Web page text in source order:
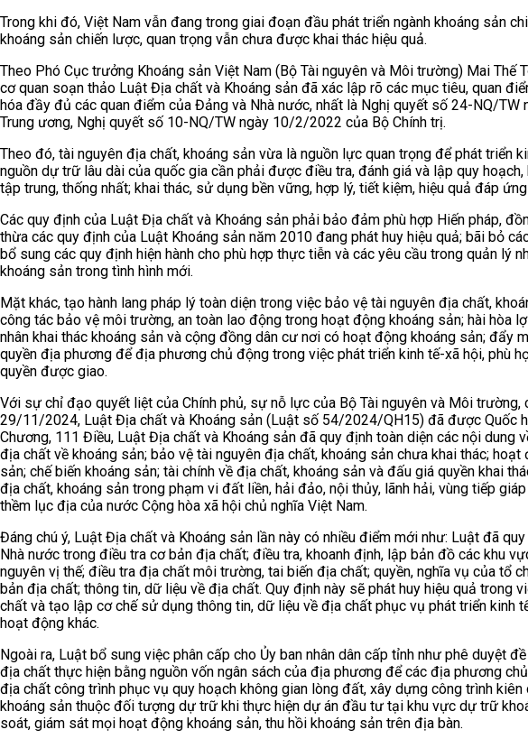
Trong khi đó, Việt Nam vẫn đang trong giai đoạn đầu phát triển ngành khoáng sản
khoáng sản chiến lược, quan trọng vẫn chưa được khai thác hiệu quả.
Theo Phó Cục trưởng Khoáng sản Việt Nam (Bộ Tài nguyên và Môi trường) Mai Thế
cơ quan soạn thảo Luật Địa chất và Khoáng sản đã xác lập rõ các mục tiêu, quan
hóa đầy đủ các quan điểm của Đảng và Nhà nước, nhất là Nghị quyết số 24-NQ/TW
Trung ương, Nghị quyết số 10-NQ/TW ngày 10/2/2022 của Bộ Chính trị.
Theo đó, tài nguyên địa chất, khoáng sản vừa là nguồn lực quan trọng để phát triển
nguồn dự trữ lâu dài của quốc gia cần phải được điều tra, đánh giá và lập quy
tập trung, thống nhất; khai thác, sử dụng bền vững, hợp lý, tiết kiệm, hiệu quả đáp
Các quy định của Luật Địa chất và Khoáng sản phải bảo đảm phù hợp Hiến pháp,
thừa các quy định của Luật Khoáng sản năm 2010 đang phát huy hiệu quả; bãi bỏ
bổ sung các quy định hiện hành cho phù hợp thực tiễn và các yêu cầu trong quản lý
khoáng sản trong tình hình mới.
Mặt khác, tạo hành lang pháp lý toàn diện trong việc bảo vệ tài nguyên địa chất,
công tác bảo vệ môi trường, an toàn lao động trong hoạt động khoáng sản; hài hòa
nhân khai thác khoáng sản và cộng đồng dân cư nơi có hoạt động khoáng sản; đẩy
quyền địa phương để địa phương chủ động trong việc phát triển kinh tế-xã hội, phù
quyền được giao.
Với sự chỉ đạo quyết liệt của Chính phủ, sự nỗ lực của Bộ Tài nguyên và Môi trường,
29/11/2024, Luật Địa chất và Khoáng sản (Luật số 54/2024/QH15) đã được Quốc
Chương, 111 Điều, Luật Địa chất và Khoáng sản đã quy định toàn diện các nội dung
địa chất về khoáng sản; bảo vệ tài nguyên địa chất, khoáng sản chưa khai thác; hoạt
sản; chế biến khoáng sản; tài chính về địa chất, khoáng sản và đấu giá quyền khai
địa chất, khoáng sản trong phạm vi đất liền, hải đảo, nội thủy, lãnh hải, vùng tiếp
thềm lục địa của nước Cộng hòa xã hội chủ nghĩa Việt Nam.
Đáng chú ý, Luật Địa chất và Khoáng sản lần này có nhiều điểm mới như: Luật đã
Nhà nước trong điều tra cơ bản địa chất; điều tra, khoanh định, lập bản đồ các khu
nguyên vị thế; điều tra địa chất môi trường, tai biến địa chất; quyền, nghĩa vụ của tổ
bản địa chất; thông tin, dữ liệu về địa chất. Quy định này sẽ phát huy hiệu quả trong
chất và tạo lập cơ chế sử dụng thông tin, dữ liệu về địa chất phục vụ phát triển kinh
hoạt động khác.
Ngoài ra, Luật bổ sung việc phân cấp cho Ủy ban nhân dân cấp tỉnh như phê duyệt
địa chất thực hiện bằng nguồn vốn ngân sách của địa phương để các địa phương
địa chất công trình phục vụ quy hoạch không gian lòng đất, xây dựng công trình
khoáng sản thuộc đối tượng dự trữ khi thực hiện dự án đầu tư tại khu vực dự trữ
soát, giám sát mọi hoạt động khoáng sản, thu hồi khoáng sản trên địa bàn.